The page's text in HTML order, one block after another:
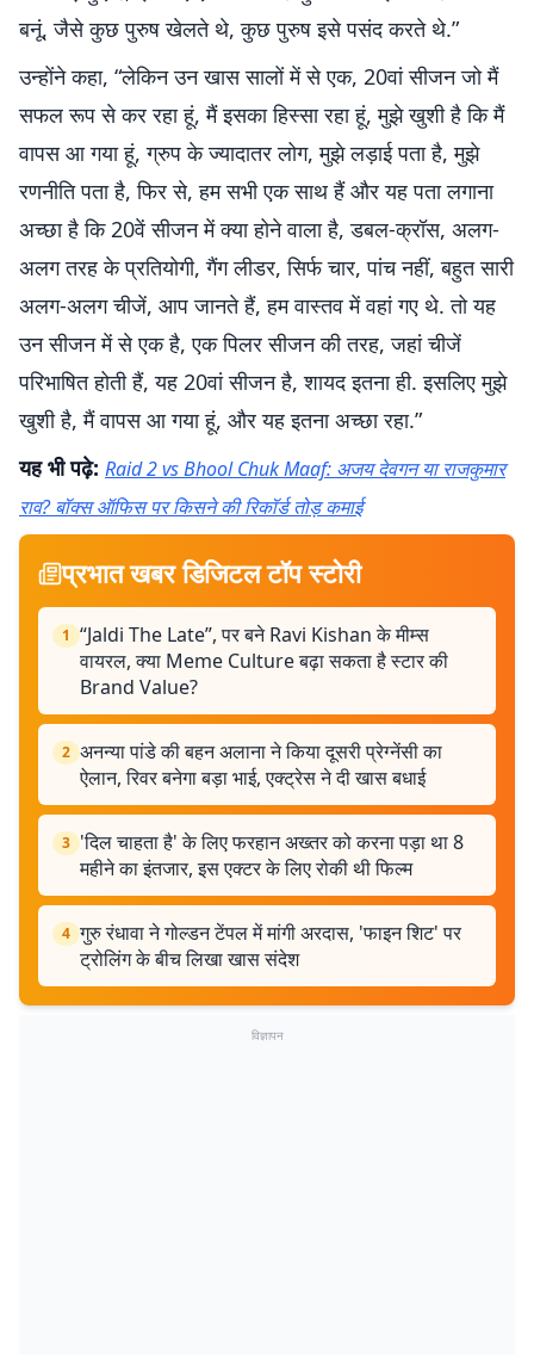
बनूं, जैसे कुछ पुरुष खेलते थे, कुछ पुरुष इसे पसंद करते थे.”
उन्होंने कहा, “लेकिन उन खास सालों में से एक, 20वां सीजन जो मैं
सफल रूप से कर रहा हूं, मैं इसका हिस्सा रहा हूं, मुझे खुशी है कि मैं
वापस आ गया हूं, ग्रुप के ज्यादातर लोग, मुझे लड़ाई पता है, मुझे
रणनीति पता है, फिर से, हम सभी एक साथ हैं और यह पता लगाना
अच्छा है कि 20वें सीजन में क्या होने वाला है, डबल-क्रॉस, अलग-
अलग तरह के प्रतियोगी, गैंग लीडर, सिर्फ चार, पांच नहीं, बहुत सारी
अलग-अलग चीजें, आप जानते हैं, हम वास्तव में वहां गए थे. तो यह
उन सीजन में से एक है, एक पिलर सीजन की तरह, जहां चीजें
परिभाषित होती हैं, यह 20वां सीजन है, शायद इतना ही. इसलिए मुझे
खुशी है, मैं वापस आ गया हूं, और यह इतना अच्छा रहा.”
यह भी पढ़े: Raid 2 vs Bhool Chuk Maaf: अजय देवगन या राजकुमार
राव? बॉक्स ऑफिस पर किसने की रिकॉर्ड तोड़ कमाई
प्रभात खबर डिजिटल टॉप स्टोरी
1 “Jaldi The Late”, पर बने Ravi Kishan के मीम्स
वायरल, क्या Meme Culture बढ़ा सकता है स्टार की
Brand Value?
2 अनन्या पांडे की बहन अलाना ने किया दूसरी प्रेग्नेंसी का
ऐलान, रिवर बनेगा बड़ा भाई, एक्ट्रेस ने दी खास बधाई
3 'दिल चाहता है' के लिए फरहान अख्तर को करना पड़ा था 8
महीने का इंतजार, इस एक्टर के लिए रोकी थी फिल्म
4 गुरु रंधावा ने गोल्डन टेंपल में मांगी अरदास, 'फाइन शिट' पर
ट्रोलिंग के बीच लिखा खास संदेश
विज्ञापन